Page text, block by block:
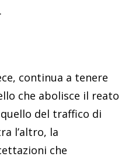
continua a tenere
che abolisce il reato
quello del traffico di
l’altro, la
che